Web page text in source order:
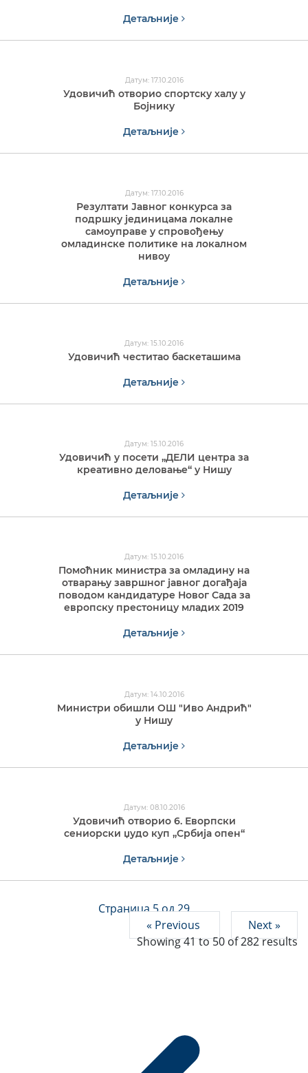
Детаљније
Датум: 17.10.2016
Удовичић отворио спортску халу у
Бојнику
Детаљније
Датум: 17.10.2016
Резултати Јавног конкурса за
подршку јединицама локалне
самоуправе у спровођењу
омладинске политике на локалном
нивоу
Детаљније
Датум: 15.10.2016
Удовичић честитао баскеташима
Детаљније
Датум: 15.10.2016
Удовичић у посети „ДЕЛИ центра за
креативно деловање“ у Нишу
Детаљније
Датум: 15.10.2016
Помоћник министра за омладину на
отварању завршног јавног догађаја
поводом кандидатуре Новог Сада за
европску престоницу младих 2019
Детаљније
Датум: 14.10.2016
Mинистри обишли OШ "Иво Aндрић"
у Нишу
Детаљније
Датум: 08.10.2016
Удовичић отвoрио 6. Еворпски
сениорски џудо куп „Србија опен“
Детаљније
Страница 5 од 29
« Previous
Next »
Showing41to50 of282results